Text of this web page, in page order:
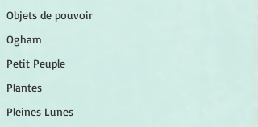
Objets de pouvoir
Ogham
Petit Peuple
Plantes
Pleines Lunes